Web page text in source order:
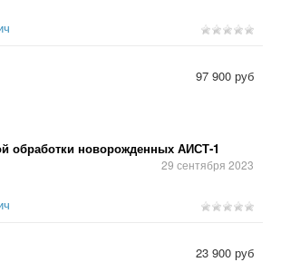
обработки новорожденных АИСТ‑1
29 сентября 2023
97 900 руб
23 900 руб